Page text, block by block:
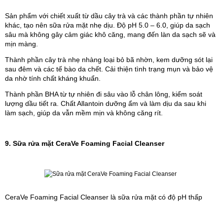
Sản phẩm với chiết xuất từ dầu cây trà và các thành phần tự nhiên
khác, tạo nên sữa rửa mặt nhẹ dịu. Độ pH 5.0 – 6.0, giúp da sạch
sâu mà không gây cảm giác khô căng, mang đến làn da sạch sẽ và
mịn màng.
Thành phần cây trà nhẹ nhàng loại bỏ bã nhờn, kem dưỡng sót lại
sau đêm và các tế bào da chết. Cải thiện tình trạng mụn và bảo vệ
da nhờ tính chất kháng khuẩn.
Thành phần BHA từ tự nhiên đi sâu vào lỗ chân lông, kiểm soát
lượng dầu tiết ra. Chất Allantoin dưỡng ẩm và làm dịu da sau khi
làm sạch, giúp da vẫn mềm mịn và không căng rít.
9. Sữa rửa mặt CeraVe Foaming Facial Cleanser
CeraVe Foaming Facial Cleanser là sữa rửa mặt có độ pH thấp